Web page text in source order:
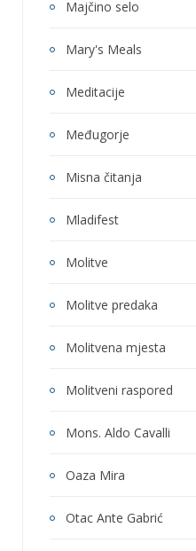
Majčino selo
Mary's Meals
Meditacije
Međugorje
Misna čitanja
Mladifest
Molitve
Molitve predaka
Molitvena mjesta
Molitveni raspored
Mons. Aldo Cavalli
Oaza Mira
Otac Ante Gabrić